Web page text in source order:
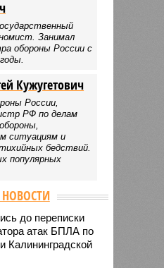
Занимал
обороны России с
Кужугетович
России,
РФ по делам
ситуациям и
бедствий.
популярных
до переписки
атак БПЛА по
Калининградской